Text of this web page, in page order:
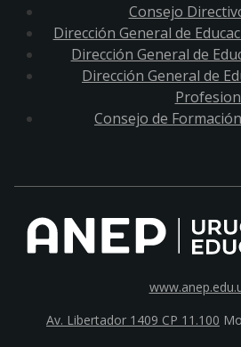
Consejo
Dirección General de
Dirección General de
Dirección General de
Consejo de
Av. Libertador 1409 CP 11.100